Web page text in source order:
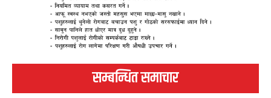
सम्बन्धित समाचार